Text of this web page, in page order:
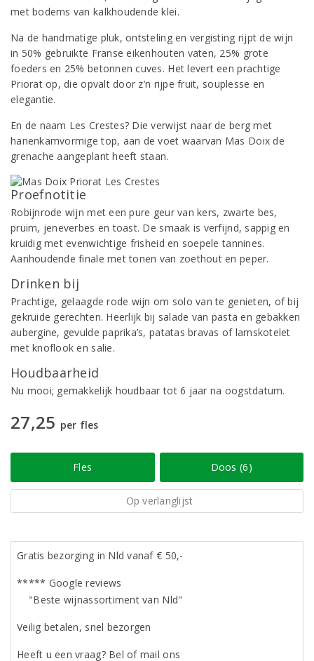
met bodems van kalkhoudende klei.
Na de handmatige pluk, ontsteling en vergisting rijpt de wijn
in 50% gebruikte Franse eikenhouten vaten, 25% grote
foeders en 25% betonnen cuves. Het levert een prachtige
Priorat op, die opvalt door z’n rijpe fruit, souplesse en
elegantie.
En de naam Les Crestes? Die verwijst naar de berg met
hanenkamvormige top, aan de voet waarvan Mas Doix de
grenache aangeplant heeft staan.
Proefnotitie
Robijnrode wijn met een pure geur van kers, zwarte bes,
pruim, jeneverbes en toast. De smaak is verfijnd, sappig en
kruidig met evenwichtige frisheid en soepele tannines.
Aanhoudende finale met tonen van zoethout en peper.
Drinken bij
Prachtige, gelaagde rode wijn om solo van te genieten, of bij
gekruide gerechten. Heerlijk bij salade van pasta en gebakken
aubergine, gevulde paprika’s, patatas bravas of lamskotelet
met knoflook en salie.
Houdbaarheid
Nu mooi; gemakkelijk houdbaar tot 6 jaar na oogstdatum.
27,25 per fles
Fles Doos (6)
Op verlanglijst
Gratis bezorging in Nld vanaf € 50,-
***** Google reviews
"Beste wijnassortiment van Nld"
Veilig betalen, snel bezorgen
Heeft u een vraag? Bel of mail ons